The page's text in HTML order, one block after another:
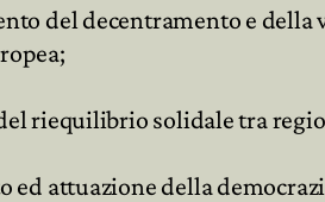
del decentramento e
riequilibrio solidale tra
ed attuazione della